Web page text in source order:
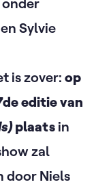
Sylvie
is zover: op
editie van
plaats in
zal
door Niels